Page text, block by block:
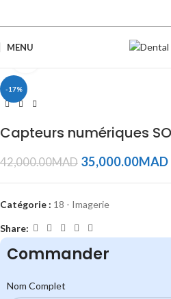
MENU
-17%
Capteurs numériques
42,000.00MAD 35,000.00MAD
Catégorie : 18 - Imagerie
Share:
Commander
Nom Complet